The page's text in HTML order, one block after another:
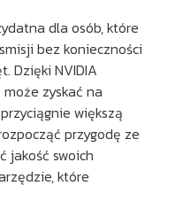
dla osób, które
bez konieczności
Dzięki NVIDIA
zyskać na
większą
przygodę ze
jakość swoich
które